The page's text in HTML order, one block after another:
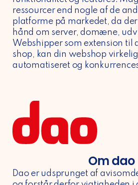
ressourcer end nogle af de
platforme på markedet, da
hånd om server, domæne,
Webshipper som extension til
shop, kan din webshop
automatiseret og
Om dao
Dao er udsprunget af